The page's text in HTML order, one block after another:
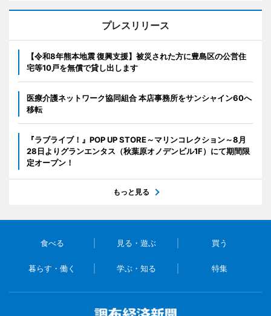
プレスリリース
【令和8年熊本地震 復興支援】被災された方に豊島区の公営住
宅等10戸を無償で貸し出します
医療介護ネットワーク協同組合 本店事務所をサンシャイン60へ
移転
『ラブライブ！』POP UP STORE～マリンコレクション～8月
28日よりグランエンタス（秋葉原オノデンビル1F）にて期間限
定オープン！
もっと見る
食べる 見る・遊ぶ 買う
暮らす・働く 学ぶ・知る 特集